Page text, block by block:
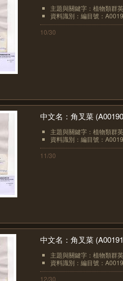
主題與關鍵字：植物類群
資料識別：編目號：
10/30
中文名：角叉菜
主題與關鍵字：植物類群
資料識別：編目號：
11/30
中文名：角叉菜
主題與關鍵字：植物類群
資料識別：編目號：
12/30